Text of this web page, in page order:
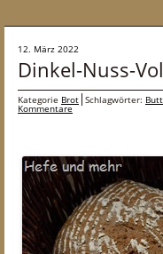
12. März 2022
Dinkel-Nuss-
Kategorie Brot Schlagwörter:
Kommentare